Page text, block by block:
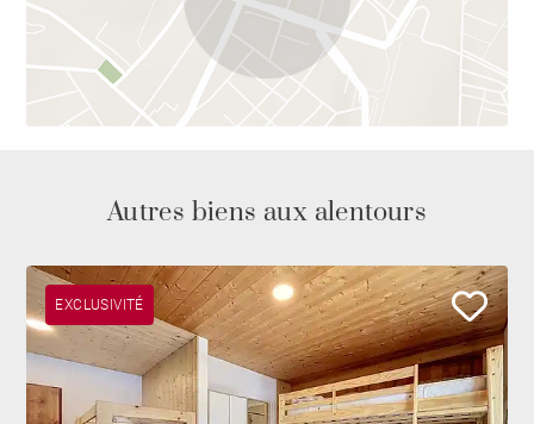
Autres biens aux alentours
EXCLUSIVITÉ